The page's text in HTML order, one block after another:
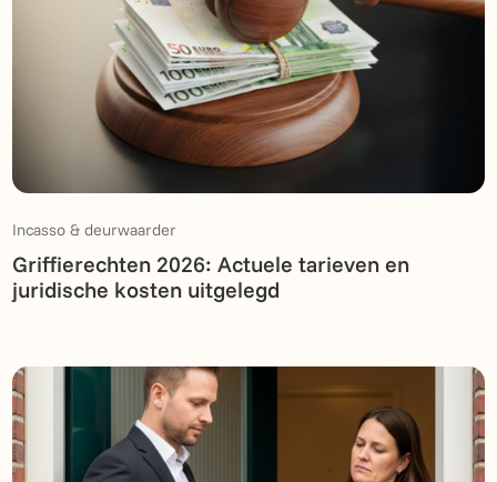
Incasso & deurwaarder
Griffierechten 2026: Actuele tarieven en
juridische kosten uitgelegd